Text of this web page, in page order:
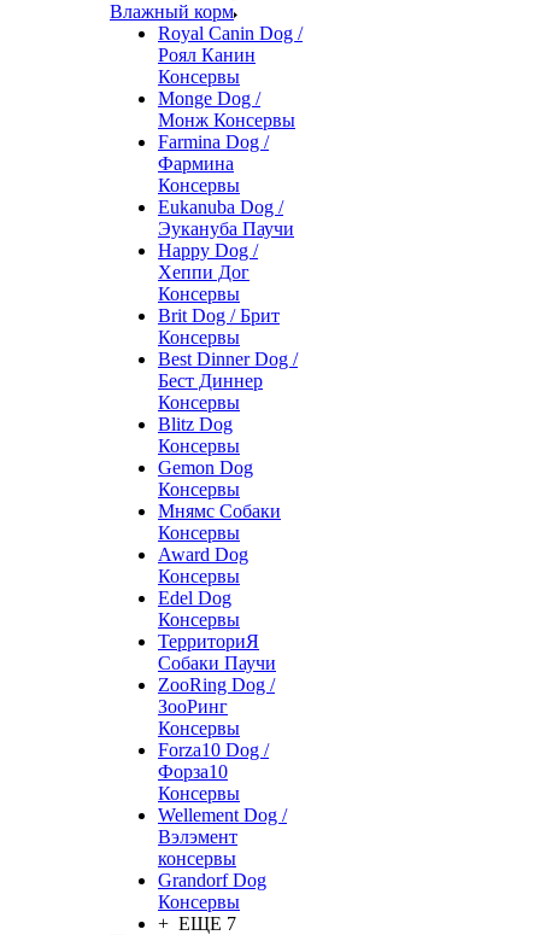
Влажный корм
Royal Canin Dog /
Роял Канин
Консервы
Monge Dog /
Монж Консервы
Farmina Dog /
Фармина
Консервы
Eukanuba Dog /
Эукануба Паучи
Happy Dog /
Хеппи Дог
Консервы
Brit Dog / Брит
Консервы
Best Dinner Dog /
Бест Диннер
Консервы
Blitz Dog
Консервы
Gemon Dog
Консервы
Мнямс Собаки
Консервы
Award Dog
Консервы
Edel Dog
Консервы
ТерриториЯ
Собаки Паучи
ZooRing Dog /
ЗооРинг
Консервы
Forza10 Dog /
Форза10
Консервы
Wellement Dog /
Вэлэмент
консервы
Grandorf Dog
Консервы
+ ЕЩЕ 7